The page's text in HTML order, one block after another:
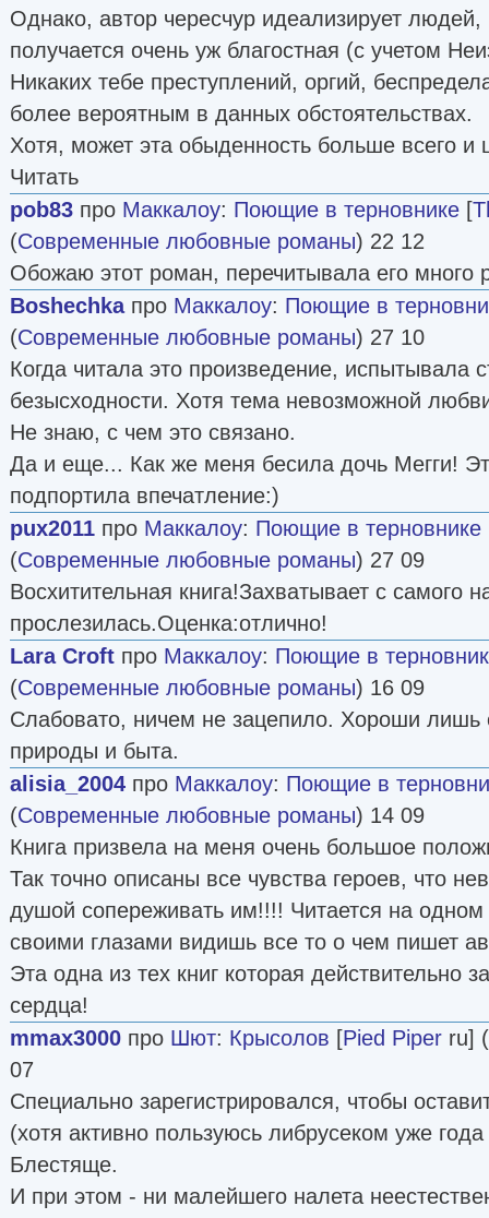
Однако, автор чересчур идеализирует людей,
получается очень уж благостная (с учетом
Никаких тебе преступлений, оргий,
более вероятным в данных обстоятельствах.
Хотя, может эта обыденность больше всего и
Читать
pob83 про Маккалоу: Поющие в терновнике [
(Современные любовные романы) 22 12
Обожаю этот роман, перечитывала его много
Boshechkaпро Маккалоу: Поющие в
(Современные любовные романы) 27 10
Когда читала это произведение, испытывала
безысходности. Хотя тема невозможной
Не знаю, с чем это связано.
Да и еще... Как же меня бесила дочь Мегги!
подпортила впечатление:)
pux2011 про Маккалоу: Поющие в терновнике
(Современные любовные романы) 27 09
Восхитительная книга!Захватывает с самого
прослезилась.Оценка:отлично!
Lara Crоft про Маккалоу: Поющие в
(Современные любовные романы) 16 09
Слабовато, ничем не зацепило. Хороши лишь
природы и быта.
alisia_2004 про Маккалоу: Поющие в
(Современные любовные романы) 14 09
Книга призвела на меня очень большое
Так точно описаны все чувства героев, что
душой сопереживать им!!!! Читается на одном
своими глазами видишь все то о чем пишет
Эта одна из тех книг которая действительно
сердца!
mmax3000 про Шют: Крысолов [Pied Piper ru] (
07
Специально зарегистрировался, чтобы
(хотя активно пользуюсь либрусеком уже года
Блестяще.
И при этом - ни малейшего налета